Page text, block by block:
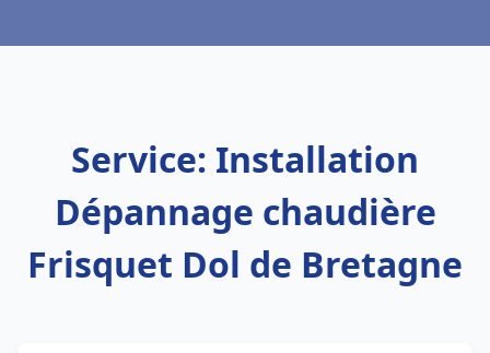
Service: Installation
Dépannage chaudière
Frisquet Dol de Bretagne